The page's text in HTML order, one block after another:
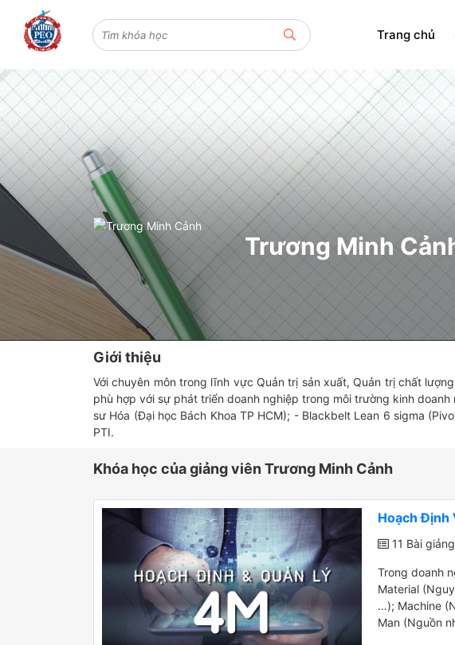
Trang chủ
Trương Minh
Giới thiệu
Với chuyên môn trong lĩnh vực Quản trị sản xuất, Quản trị chất
phù hợp với sự phát triển doanh nghiệp trong môi trường kinh
sư Hóa (Đại học Bách Khoa TP HCM); - Blackbelt Lean 6 sigma
PTI.
Khóa học của giảng viên Trương Minh Cảnh
Hoạch Định
11 Bài giảng
Trong doanh
Material
…); Machine
Man (Nguồn